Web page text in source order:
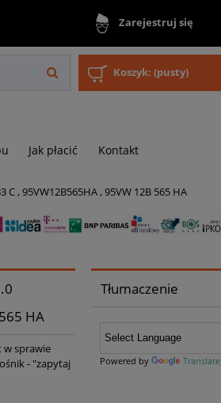
Zarejestruj się
Koszyk: (pusty)
Jak płacić Kontakt
, 95VW12B565HA , 95VW 12B 565 HA
HA
sprawie
- "zapytaj
Tłumaczenie
Powered by Translate